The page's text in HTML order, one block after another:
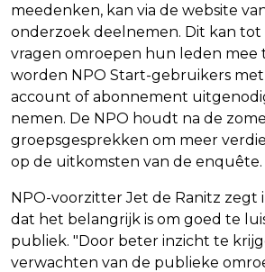
meedenken, kan via de website
onderzoek deelnemen. Dit kan tot
vragen omroepen hun leden mee
worden NPO Start-gebruikers
account of abonnement
nemen. De NPO houdt na de
groepsgesprekken om meer
op de uitkomsten van de enquête.
NPO-voorzitter Jet de Ranitz zegt
dat het belangrijk is om goed te
publiek. "Door beter inzicht te
verwachten van de publieke